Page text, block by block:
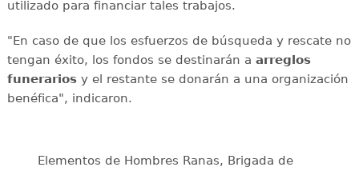
utilizado para financiar tales trabajos.
"En caso de que los esfuerzos de búsqueda y rescate no
tengan éxito, los fondos se destinarán a arreglos
funerariosy el restante se donarán a una organización
benéfica", indicaron.
Elementos de Hombres Ranas, Brigada de